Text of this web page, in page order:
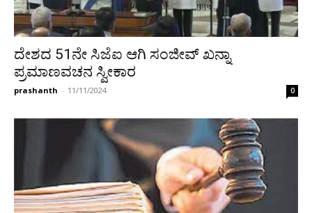
ದೇಶದ 51ನೇ ಸಿಜೆಐ ಆಗಿ ಸಂಜೀವ್ ಖನ್ನಾ
ಪ್ರಮಾಣವಚನ ಸ್ವೀಕಾರ
prashanth - 11/11/2024 0